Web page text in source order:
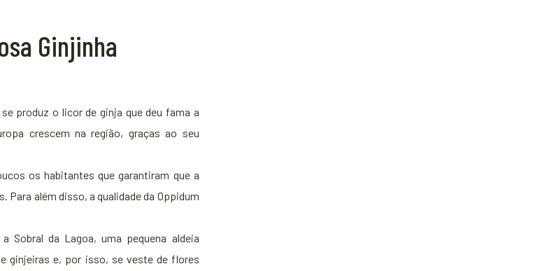
Ginjinha
produz o licor de ginja que deu fama a
crescem na região, graças ao seu
os habitantes que garantiram que a
Para além disso, a qualidade da Oppidum
Sobral da Lagoa, uma pequena aldeia
ginjeiras e, por isso, se veste de flores